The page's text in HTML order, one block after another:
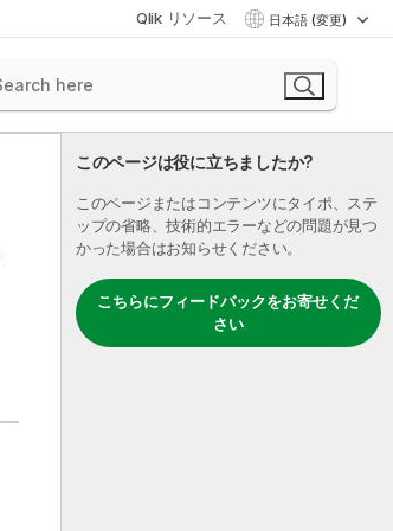
Qlik リソース 日本語 (変更)
このページは役に立ちましたか?
このページまたはコンテンツにタイポ、ステ
ップの省略、技術的エラーなどの問題が見つ
かった場合はお知らせください。
こちらにフィードバックをお寄せくだ
さい